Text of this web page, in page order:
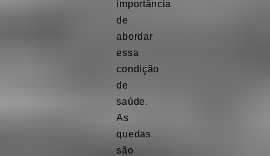
importância
de
abordar
essa
condição
de
saúde.
As
quedas
são